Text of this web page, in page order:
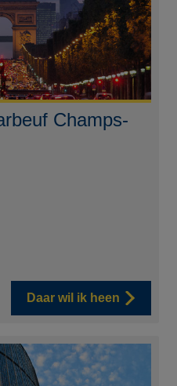
Champs-
Daar wil ik heen